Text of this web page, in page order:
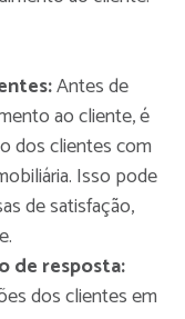
Antes de
ao cliente, é
dos clientes com
Isso pode
de satisfação,
de resposta:
dos clientes em